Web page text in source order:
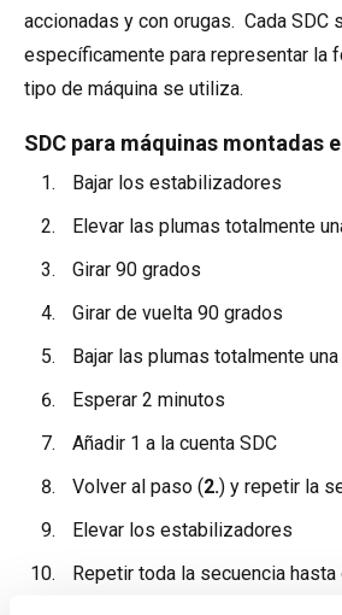
accionadas y con orugas. Cada SDC
específicamente para representar la
tipo de máquina se utiliza.
SDC para máquinas montadas
Bajar los estabilizadores
Elevar las plumas totalmente
Girar 90 grados
Girar de vuelta 90 grados
Bajar las plumas totalmente
Esperar 2 minutos
Añadir 1 a la cuenta SDC
Volver al paso (2.) y repetir la
Elevar los estabilizadores
Repetir toda la secuencia